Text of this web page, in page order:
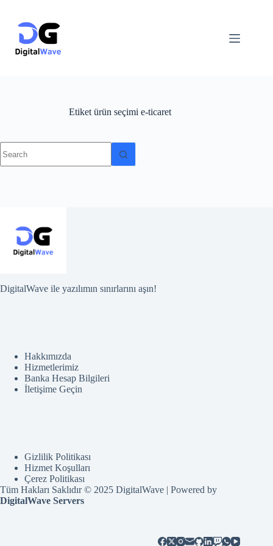
content
Etiket ürün seçimi e-ticaret
results
DigitalWave ile yazılımın sınırlarını aşın!
Hakkımızda
Hizmetlerimiz
Banka Hesap Bilgileri
İletişime Geçin
Gizlilik Politikası
Hizmet Koşulları
Çerez Politikası
Tüm Hakları Saklıdır © 2025 DigitalWave | Powered by
DigitalWave Servers